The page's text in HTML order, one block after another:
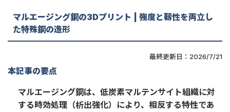
マルエージング鋼の3Dプリント | 強度と靱性を両立し
た特殊鋼の造形
最終更新日：2026/7/21
本記事の要点
マルエージング鋼は、低炭素マルテンサイト組織に対
する時効処理（析出強化）により、相反する特性であ